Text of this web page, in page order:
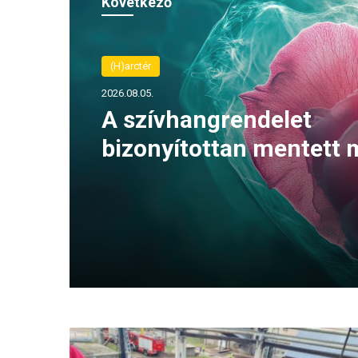
(H)arctér
2026.08.05.
A szívhangrendelet
bizonyítottan mentett
F
u